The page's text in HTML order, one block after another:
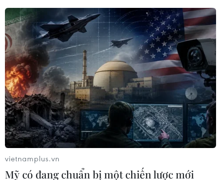
vietnamplus.vn
Mỹ có đang chuẩn bị một chiến lược mới